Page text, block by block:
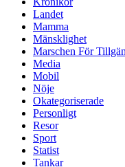
Landet
Mamma
Mänsklighet
Marschen För
Media
Mobil
Nöje
Okategoriserade
Personligt
Resor
Sport
Statist
Tankar